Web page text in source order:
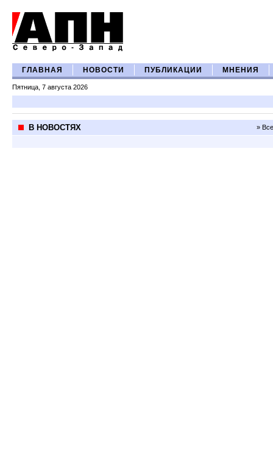
ГЛАВНАЯ НОВОСТИ ПУБЛИКАЦИИ МНЕНИЯ
Пятница, 7 августа 2026
В НОВОСТЯХ »